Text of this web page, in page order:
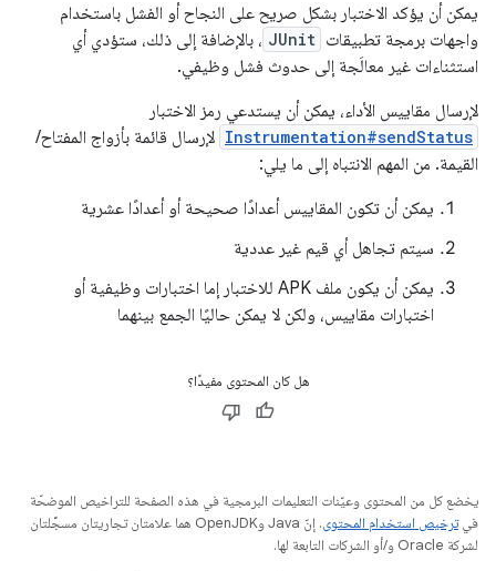
يمكن أن يؤكد الاختبار بشكل صريح على النجاح أو الفشل باستخدام
واجهات برمجة تطبيقات JUnit ، بالإضافة إلى ذلك، ستؤدي أي
استثناءات غير معالَجة إلى حدوث فشل وظيفي.
لإرسال مقاييس الأداء، يمكن أن يستدعي رمز الاختبار
Instrumentation#sendStatus لإرسال قائمة بأزواج المفتاح/
القيمة. من المهم الانتباه إلى ما يلي:
يمكن أن تكون المقاييس أعدادًا صحيحة أو أعدادًا عشرية
سيتم تجاهل أي قيم غير عددية
يمكن أن يكون ملف APK للاختبار إما اختبارات وظيفية أو
اختبارات مقاييس، ولكن لا يمكن حاليًا الجمع بينهما
هل كان المحتوى مفيدًا؟
يخضع كل من المحتوى وعيّنات التعليمات البرمجية في هذه الصفحة للتراخيص الموضحّة
فيترخيص استخدام المحتوى
. إنّ Java وOpenJDK هما علامتان تجاريتان مسجَّلتان
لشركة Oracle و/أو الشركات التابعة لها.